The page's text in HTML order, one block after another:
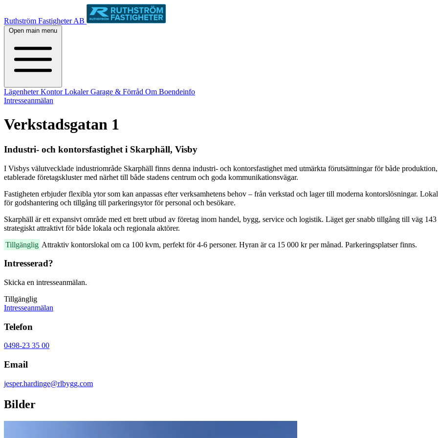
Ruthström Fastigheter AB
Open main menu
LägenheterKontorLokalerGarage & Förråd Om Boendeinfo
Intresseanmälan
Verkstadsgatan 1
Industri- och kontorsfastighet i Skarphäll, Visby
I Visbys välutvecklade industriområde Skarphäll finns denna industri- och kontorsfastighet med utmärkta förutsättningar för både
etablerade företagskluster med närhet till både stadens centrum och goda kommunikationsvägar.
Fastigheten erbjuder flexibla ytor som kan anpassas efter verksamhetens behov – från verkstad och lager till moderna kontorslösningar.
för godshantering och tillgång till parkeringsytor för personal och besökare.
Skarphäll är ett expansivt område med ett brett utbud av företag inom handel, bygg, service och logistik. Läget ger snabb tillgång till väg
strategiskt attraktivt för både lokala och regionala aktörer.
Tillgänglig Attraktiv kontorslokal om ca 100 kvm, perfekt för 4-6 personer. Hyran är ca 15 000 kr per månad. Parkeringsplatser finns.
Intresserad?
Skicka en intresseanmälan.
Tillgänglig
Intresseanmälan
Telefon
0498-23 35 00
Email
jesper.hardinge@rlbygg.com
Bilder